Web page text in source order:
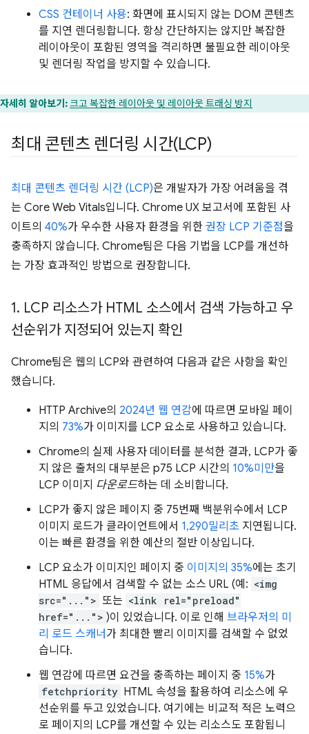
CSS 컨테이너 사용: 화면에 표시되지 않는 DOM 콘텐츠
를 지연 렌더링합니다. 항상 간단하지는 않지만 복잡한
레이아웃이 포함된 영역을 격리하면 불필요한 레이아웃
및 렌더링 작업을 방지할 수 있습니다.
자세히 알아보기:크고 복잡한 레이아웃 및 레이아웃 트래싱 방지
최대 콘텐츠 렌더링 시간(LCP)
최대 콘텐츠 렌더링 시간 (LCP)은 개발자가 가장 어려움을 겪
는 Core Web Vitals입니다. Chrome UX 보고서에 포함된 사
이트의 40%가 우수한 사용자 환경을 위한 권장 LCP 기준점을
충족하지 않습니다. Chrome팀은 다음 기법을 LCP를 개선하
는 가장 효과적인 방법으로 권장합니다.
1. LCP 리소스가 HTML 소스에서 검색 가능하고 우
선순위가 지정되어 있는지 확인
Chrome팀은 웹의 LCP와 관련하여 다음과 같은 사항을 확인
했습니다.
HTTP Archive의 2024년 웹 연감에 따르면 모바일 페이
지의 73%가 이미지를 LCP 요소로 사용하고 있습니다.
Chrome의 실제 사용자 데이터를 분석한 결과, LCP가 좋
지 않은 출처의 대부분은 p75 LCP 시간의 10%미만을
LCP 이미지 다운로드하는 데 소비합니다.
LCP가 좋지 않은 페이지 중 75번째 백분위수에서 LCP
이미지 로드가 클라이언트에서 1,290밀리초 지연됩니다.
이는 빠른 환경을 위한 예산의 절반 이상입니다.
LCP 요소가 이미지인 페이지 중 이미지의 35%에는 초기
HTML 응답에서 검색할 수 없는 소스 URL (예: <img
src="..."> 또는 <link rel="preload"
href="..."> )이 있었습니다. 이로 인해 브라우저의 미
리 로드 스캐너 가 최대한 빨리 이미지를 검색할 수 없었
습니다.
웹 연감에 따르면 요건을 충족하는 페이지 중 15%가
fetchpriority HTML 속성을 활용하여 리소스에 우
선순위를 두고 있었습니다. 여기에는 비교적 적은 노력으
로 페이지의 LCP를 개선할 수 있는 리소스도 포함됩니